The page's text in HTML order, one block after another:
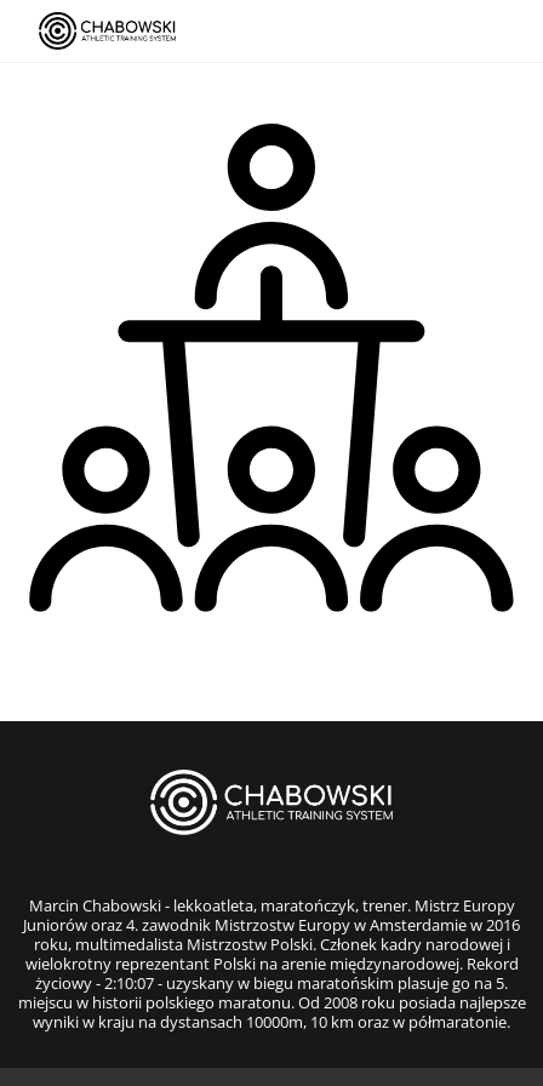
Marcin Chabowski - lekkoatleta, maratończyk, trener. Mistrz Europy
Juniorów oraz 4. zawodnik Mistrzostw Europy w Amsterdamie w 2016
roku, multimedalista Mistrzostw Polski. Członek kadry narodowej i
wielokrotny reprezentant Polski na arenie międzynarodowej. Rekord
życiowy - 2:10:07 - uzyskany w biegu maratońskim plasuje go na 5.
miejscu w historii polskiego maratonu. Od 2008 roku posiada najlepsze
wyniki w kraju na dystansach 10000m, 10 km oraz w półmaratonie.